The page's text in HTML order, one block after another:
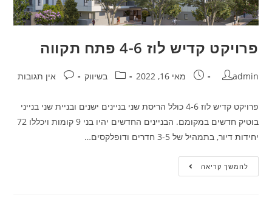
פרויקט קדיש לוז 4-6 פתח תקווה
admin מאי 16, 2022 בשיווק אין תגובות
פרויקט קדיש לוז 4-6 כולל הריסת שני בניינים ישנים ובניית שני בנייני
בוטיק חדשים במקומם. הבניינים החדשים יהיו בני 9 קומות ויכללו 72
יחידות דיור, בתמהיל של 3-5 חדרים ודופלקסים…
להמשך קריאה